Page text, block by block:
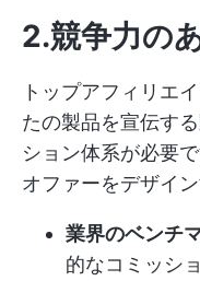
2.競争力の
トップアフィリエ
たの製品を宣伝す
ション体系が必要
オファーをデザイ
業界のベンチ
的なコミッシ